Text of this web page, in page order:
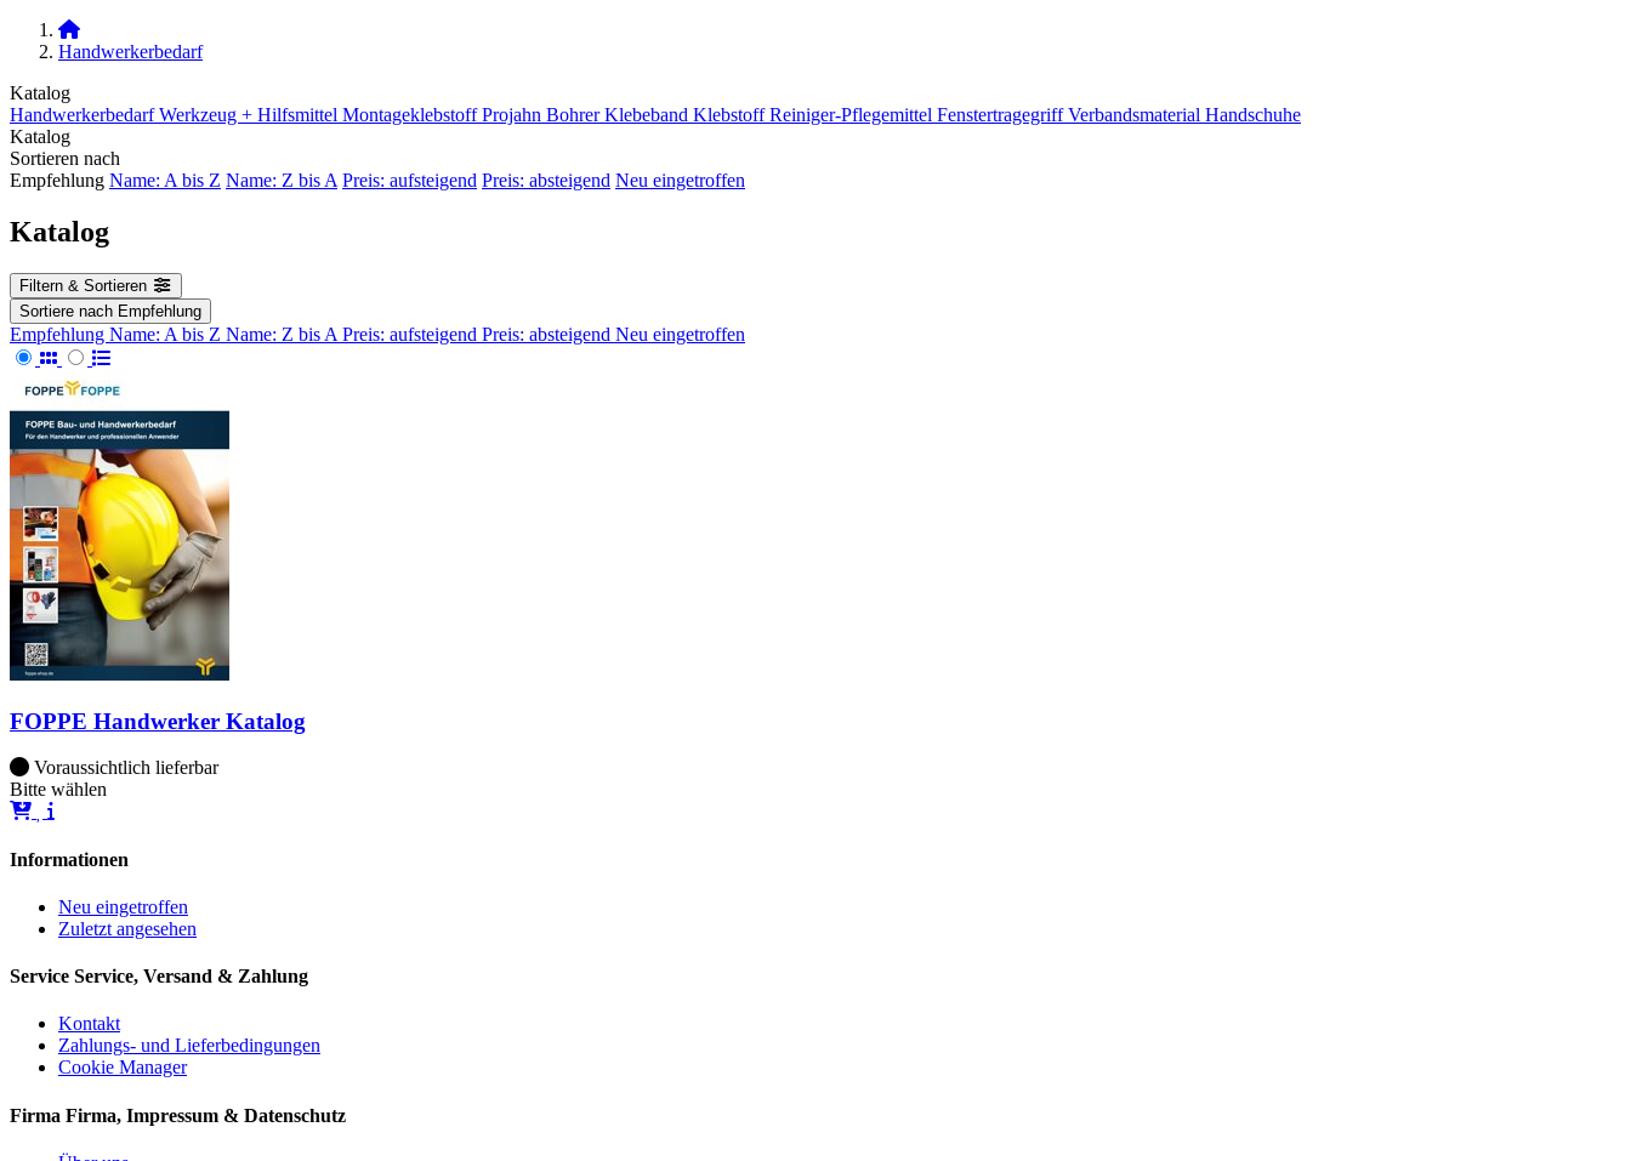
Handwerkerbedarf
Katalog
Handwerkerbedarf Werkzeug + Hilfsmittel Montageklebstoff Projahn Bohrer Klebeband Klebstoff Reiniger-Pflegemittel Fenstertragegriff Verbandsmaterial Handschuhe
Katalog
Sortieren nach
Empfehlung Name: A bis Z Name: Z bis A Preis: aufsteigend Preis: absteigend Neu eingetroffen
Katalog
Filtern & Sortieren
Sortiere nach Empfehlung
Empfehlung Name: A bis Z Name: Z bis A Preis: aufsteigend Preis: absteigend Neu eingetroffen
FOPPE Handwerker Katalog
Voraussichtlich lieferbar
Bitte wählen
Informationen
Neu eingetroffen
Zuletzt angesehen
Service Service, Versand & Zahlung
Kontakt
Zahlungs- und Lieferbedingungen
Cookie Manager
Firma Firma, Impressum & Datenschutz